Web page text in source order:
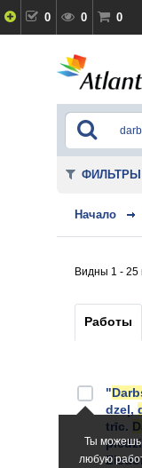
0 0 0
Начало
Видны 1 - 25
Работы
Ты можешь
любую
"
dzeļ,
trīc.
ФИЛЬТРЫ